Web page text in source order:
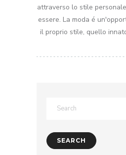
attraverso lo stile
essere. La moda é
il proprio stile, quello